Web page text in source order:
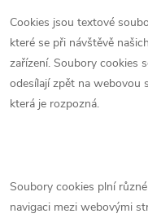
Cookies jsou textové
které se při návštěvě
zařízení. Soubory cookies
odesílají zpět na webovou
která je rozpozná.
Soubory cookies plní
navigaci mezi webovými